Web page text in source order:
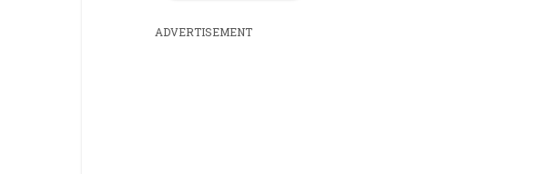
ADVERTISEMENT